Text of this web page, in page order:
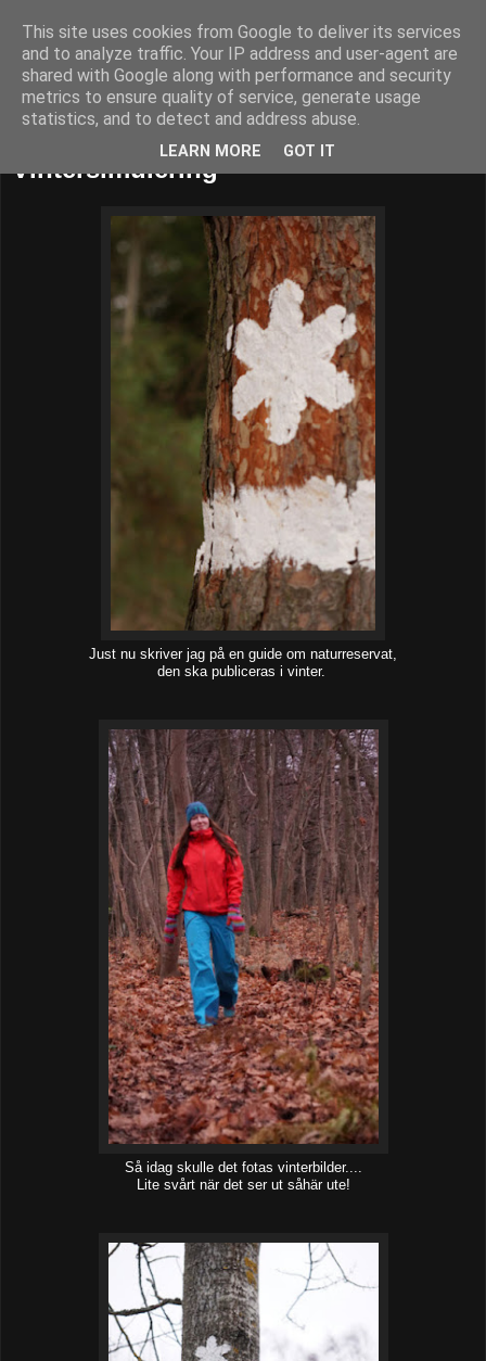
52adventures
Vintersimulering
Just nu skriver jag på en guide om naturreservat,
den ska publiceras i vinter.
Så idag skulle det fotas vinterbilder....
Lite svårt när det ser ut såhär ute!
This site uses cookies from Google to deliver its services
and to analyze traffic. Your IP address and user-agent are
shared with Google along with performance and security
metrics to ensure quality of service, generate usage
statistics, and to detect and address abuse.
LEARN MORE GOT IT